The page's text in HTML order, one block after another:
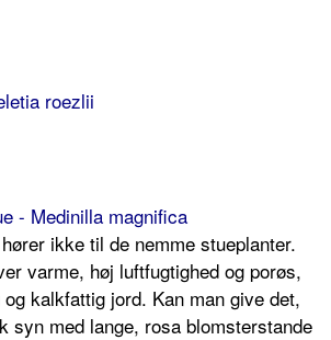
roezlii
- Medinilla magnifica
ikke til de nemme stueplanter.
varme, høj luftfugtighed og porøs,
kalkfattig jord. Kan man give det,
syn med lange, rosa blomsterstande